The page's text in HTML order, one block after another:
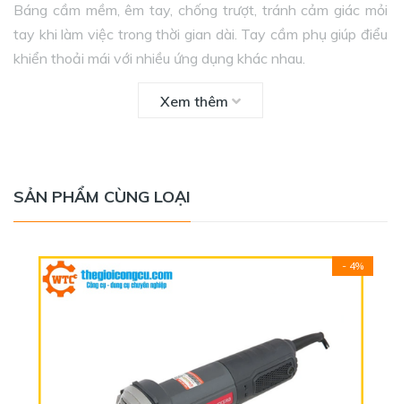
Báng cầm mềm, êm tay, chống trượt, tránh cảm giác mỏi
tay khi làm việc trong thời gian dài. Tay cầm phụ giúp điểu
khiển thoải mái với nhiều ứng dụng khác nhau.
Nút khóa trục giúp thay đổi phụ kiện dễ dàng. Hộp số bằng
kim loại tối ưu độ bền và tuổi thọ máy.
THÔNG SỐ KỸ THUẬT
Xem thêm
SẢN PHẨM CÙNG LOẠI
- 4%